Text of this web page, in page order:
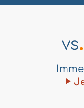
VS.